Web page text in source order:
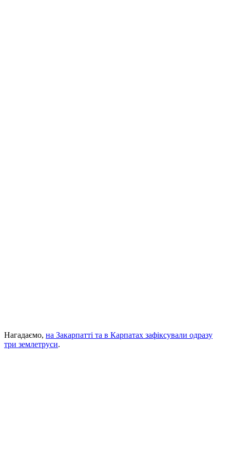
Нагадаємо, на Закарпатті та в Карпатах зафіксували одразу
три землетруси.